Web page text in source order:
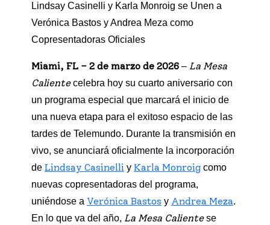
Lindsay Casinelli y Karla Monroig se Unen a
Verónica Bastos y Andrea Meza como
Copresentadoras Oficiales
Miami, FL – 2 de marzo de 2026 – La Mesa
Calientecelebra hoy su cuarto aniversario con
un programa especial que marcará el inicio de
una nueva etapa para el exitoso espacio de las
tardes de Telemundo. Durante la transmisión en
vivo, se anunciará oficialmente la incorporación
de Lindsay Casinelli y Karla Monroig como
nuevas copresentadoras del programa,
uniéndose a Verónica Bastos y Andrea Meza.
En lo que va del año, La Mesa Calientese